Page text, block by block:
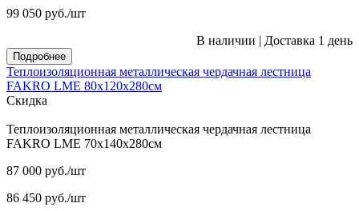
99 050 руб./шт
В наличии | Доставка 1 день
Подробнее
Теплоизоляционная металлическая чердачная лестница
FAKRO LME 80х120х280см
Скидка
Теплоизоляционная металлическая чердачная лестница
FAKRO LME 70х140х280см
87 000 руб./шт
86 450 руб./шт